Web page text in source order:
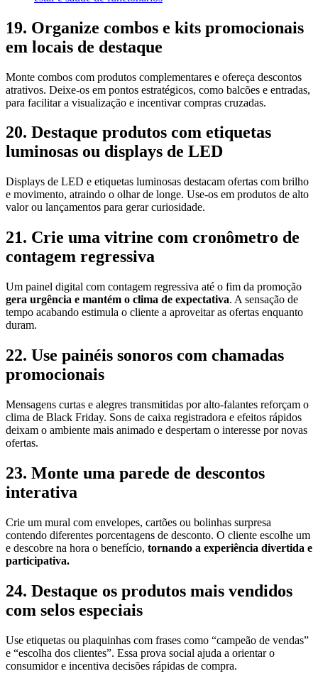
19. Organize combos e kits promocionais
em locais de destaque
Monte combos com produtos complementares e ofereça descontos
atrativos. Deixe-os em pontos estratégicos, como balcões e entradas,
para facilitar a visualização e incentivar compras cruzadas.
20. Destaque produtos com etiquetas
luminosas ou displays de LED
Displays de LED e etiquetas luminosas destacam ofertas com brilho
e movimento, atraindo o olhar de longe. Use-os em produtos de alto
valor ou lançamentos para gerar curiosidade.
21. Crie uma vitrine com cronômetro de
contagem regressiva
Um painel digital com contagem regressiva até o fim da promoção
gera urgência e mantém o clima de expectativa. A sensação de
tempo acabando estimula o cliente a aproveitar as ofertas enquanto
duram.
22. Use painéis sonoros com chamadas
promocionais
Mensagens curtas e alegres transmitidas por alto-falantes reforçam o
clima de Black Friday. Sons de caixa registradora e efeitos rápidos
deixam o ambiente mais animado e despertam o interesse por novas
ofertas.
23. Monte uma parede de descontos
interativa
Crie um mural com envelopes, cartões ou bolinhas surpresa
contendo diferentes porcentagens de desconto. O cliente escolhe um
e descobre na hora o benefício, tornando a experiência divertida e
participativa.
24. Destaque os produtos mais vendidos
com selos especiais
Use etiquetas ou plaquinhas com frases como “campeão de vendas”
e “escolha dos clientes”. Essa prova social ajuda a orientar o
consumidor e incentiva decisões rápidas de compra.